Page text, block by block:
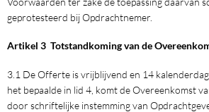
geprotesteerd bij Opdrachtnemer.
Artikel 3 Totstandkoming van de
3.1 De Offerte is vrijblijvend en 14
het bepaalde in lid 4, komt de Overeenkomst
door schriftelijke instemming van